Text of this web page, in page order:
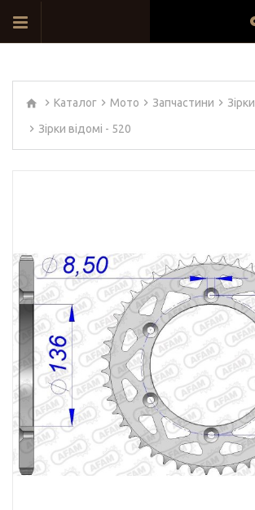
Каталог Мото Запчастини Зірки
Зірки відомі - 520